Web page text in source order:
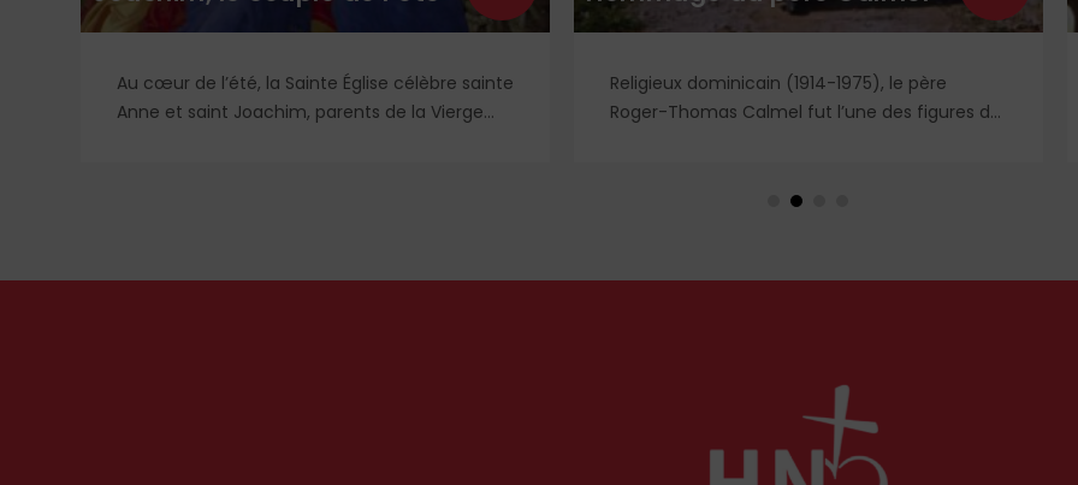
Au cœur de l’été, la Sainte Église célèbre sainte
Anne et saint Joachim, parents de la Vierge
Religieux dominicain (1914-1975), le père
Roger-Thomas Calmel fut l’une des figures du
traditionnelle, ainsi qu’aux antiques
des plus importants du XXᵉ siècle. Deux